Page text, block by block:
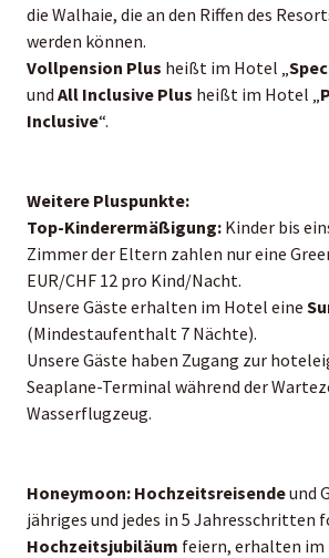
die Walhaie, die an den Riffen des
werden können.
Vollpension Plus heißt im Hotel „
und All Inclusive Plus heißt im Hotel „
Inclusive“.
Weitere Pluspunkte:
Top-Kinderermäßigung: Kinder bis
Zimmer der Eltern zahlen nur eine
EUR/CHF 12 pro Kind/Nacht.
Unsere Gäste erhalten im Hotel eine
(Mindestaufenthalt 7 Nächte).
Unsere Gäste haben Zugang zur
Seaplane-Terminal während der
Wasserflugzeug.
Honeymoon: Hochzeitsreisendeund
jähriges und jedes in 5 Jahresschritten
Hochzeitsjubiläum feiern, erhalten im